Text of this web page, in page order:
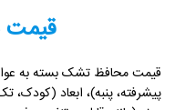
قیمت محافظ تشک بسته به
پیشرفته، پنبه)، ابعاد (کودک،